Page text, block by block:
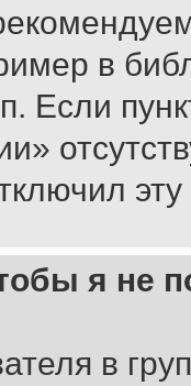
в
Если
я не
в